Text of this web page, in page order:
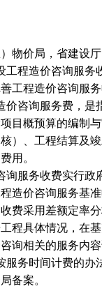
物价局，省建设厅
工程造价咨询服
工程造价咨询服
价咨询服务费，是
目概预算的编制
）、工程结算及
用。
询服务收费实行
造价咨询服务基
费采用差额定率
程具体情况，在
询相关的服务内
服务时间计费的办
备案。